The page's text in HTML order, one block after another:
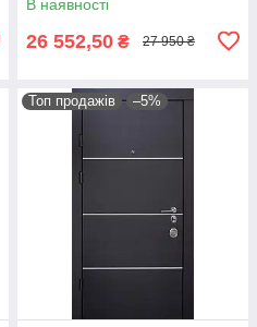
В наявності
26 552,50 ₴ 27 950 ₴
Топ продажів –5%